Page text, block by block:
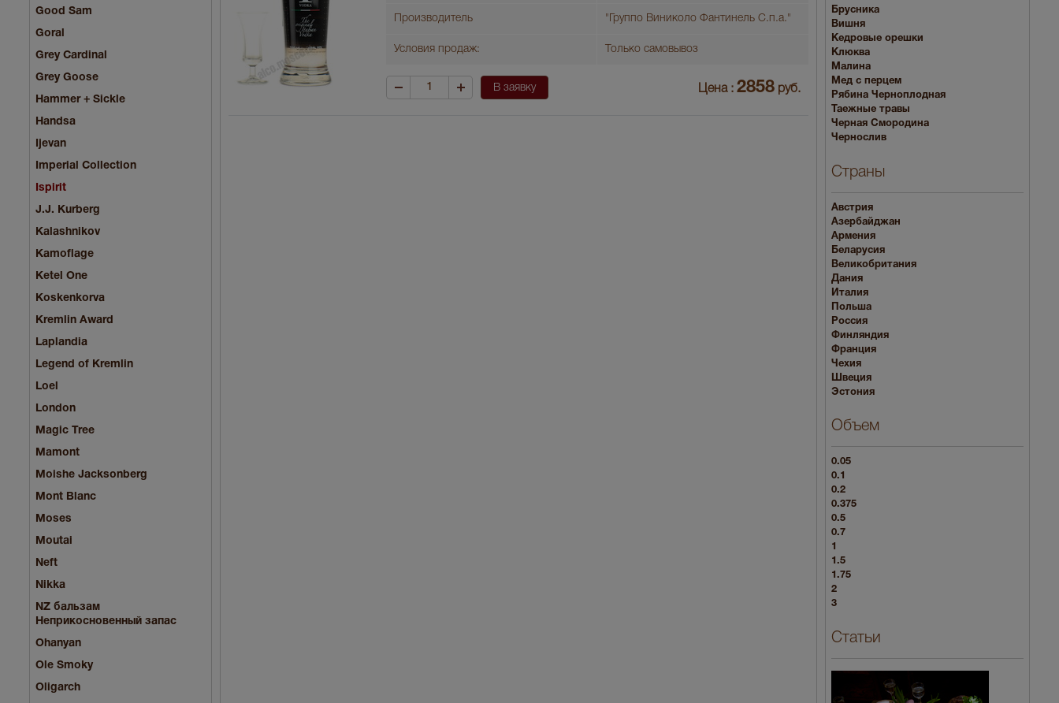
Good Sam
Goral
Grey Cardinal
Grey Goose
Hammer + Sickle
Handsa
Ijevan
Imperial Collection
Ispirit
J.J. Kurberg
Kalashnikov
Kamoflage
Ketel One
Koskenkorva
Kremlin Award
Laplandia
Legend of Kremlin
Loel
London
Magic Tree
Mamont
Moishe Jacksonberg
Mont Blanc
Moses
Moutai
Neft
Nikka
NZ бальзам
Неприкосновенный запас
Ohanyan
Ole Smoky
Oligarch
Производитель "Группо Виниколо Фантинель С.п.а."
Условия продаж: Только самовывоз
В заявку Цена : 2858 руб.
Брусника
Вишня
Кедровые орешки
Клюква
Малина
Мед с перцем
Рябина Черноплодная
Таежные травы
Черная Смородина
Чернослив
Страны
Австрия
Азербайджан
Армения
Беларусия
Великобритания
Дания
Италия
Польша
Россия
Финляндия
Франция
Чехия
Швеция
Эстония
Объем
0.05
0.1
0.2
0.375
0.5
0.7
1
1.5
1.75
2
3
Статьи